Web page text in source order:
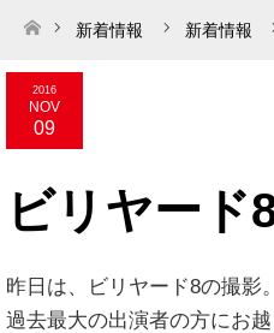
ホーム
新着情報 新着情報
2016
NOV
09
ビリヤード
昨日は、ビリヤード8の撮影。
過去最大の出演者の方にお越